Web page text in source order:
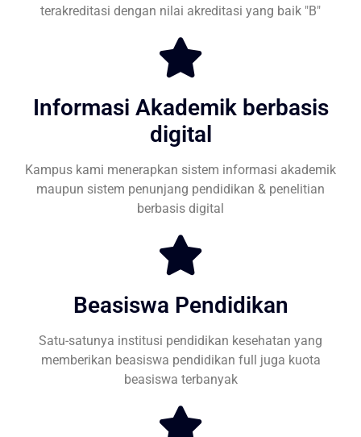
terakreditasi dengan nilai akreditasi yang baik "B"
Informasi Akademik berbasis
digital
Kampus kami menerapkan sistem informasi akademik
maupun sistem penunjang pendidikan & penelitian
berbasis digital
Beasiswa Pendidikan
Satu-satunya institusi pendidikan kesehatan yang
memberikan beasiswa pendidikan full juga kuota
beasiswa terbanyak